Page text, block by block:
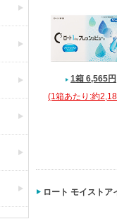
1箱 6,565円
(1箱あたり:約
ロート モイストア